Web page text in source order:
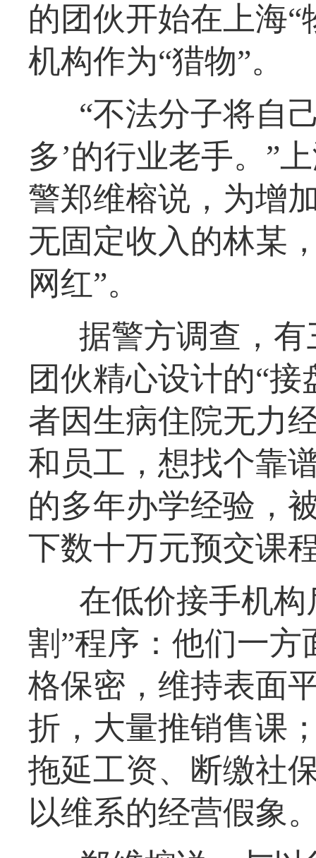
的团伙开始在上海
机构作为“猎物”。
“不法分子将自
多’的行业老手。”
警郑维榕说，为增
无固定收入的林某
网红”。
据警方调查，
团伙精心设计的“
者因生病住院无力
和员工，想找个靠
的多年办学经验，
下数十万元预交课
在低价接手机
割”程序：他们一
格保密，维持表面
折，大量推销售课
拖延工资、断缴社
以维系的经营假象